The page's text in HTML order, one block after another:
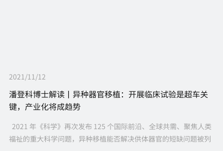
2021/11/12
潘登科博士解读丨异种器官移植：开展临床试验是超车关
键，产业化将成趋势
2021 年《科学》再次发布 125 个国际前沿、全球共需、聚焦人类
福祉的重大科学问题，异种移植能否解决供体器官的短缺问题被列